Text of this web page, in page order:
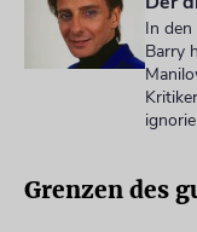
In den
Barry
Grenzen des